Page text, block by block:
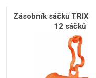
Zásobník sáčků
12 sáčků L